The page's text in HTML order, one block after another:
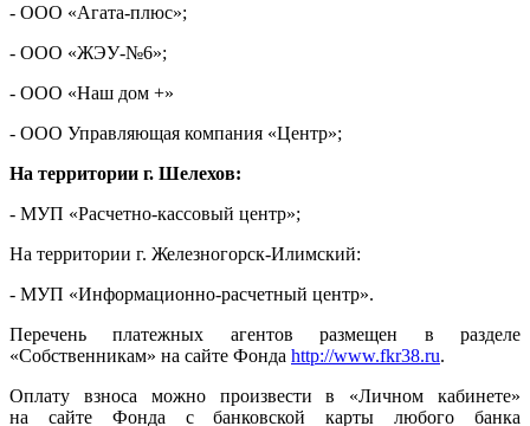
- ООО «Агата-плюс»;
- ООО «ЖЭУ-№6»;
- ООО «Наш дом +»
- ООО Управляющая компания «Центр»;
На территории г. Шелехов:
- МУП «Расчетно-кассовый центр»;
На территории г. Железногорск-Илимский:
- МУП «Информационно-расчетный центр».
Перечень платежных агентов размещен в разделе
«Собственникам» на сайте Фонда http://www.fkr38.ru.
Оплату взноса можно произвести в «Личном кабинете»
на сайте Фонда с банковской карты любого банка